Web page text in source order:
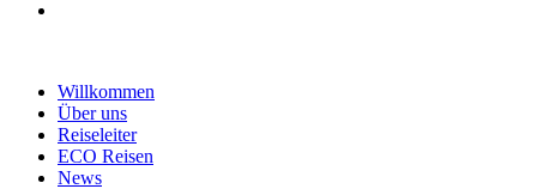
Willkommen
Über uns
Reiseleiter
ECO Reisen
News